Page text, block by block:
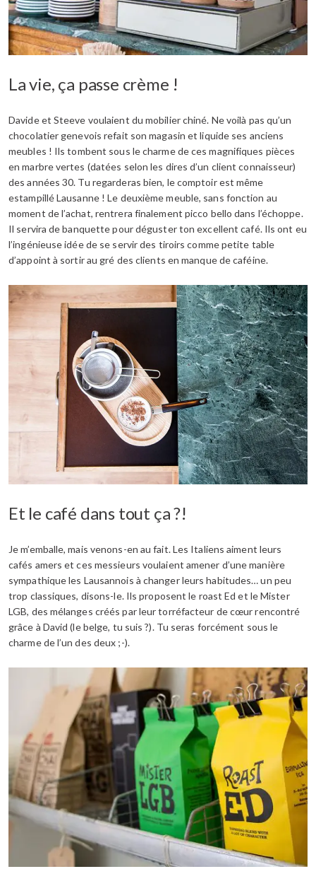
La vie, ça passe crème !
Davide et Steeve voulaient du mobilier chiné. Ne voilà pas qu’un
chocolatier genevois refait son magasin et liquide ses anciens
meubles ! Ils tombent sous le charme de ces magnifiques pièces
en marbre vertes (datées selon les dires d’un client connaisseur)
des années 30. Tu regarderas bien, le comptoir est même
estampillé Lausanne ! Le deuxième meuble, sans fonction au
moment de l’achat, rentrera finalement picco bello dans l’échoppe.
Il servira de banquette pour déguster ton excellent café. Ils ont eu
l’ingénieuse idée de se servir des tiroirs comme petite table
d’appoint à sortir au gré des clients en manque de caféine.
Et le café dans tout ça ?!
Je m’emballe, mais venons-en au fait. Les Italiens aiment leurs
cafés amers et ces messieurs voulaient amener d’une manière
sympathique les Lausannois à changer leurs habitudes… un peu
trop classiques, disons-le. Ils proposent le roast Ed et le Mister
LGB, des mélanges créés par leur torréfacteur de cœur rencontré
grâce à David (le belge, tu suis ?). Tu seras forcément sous le
charme de l’un des deux ;-).